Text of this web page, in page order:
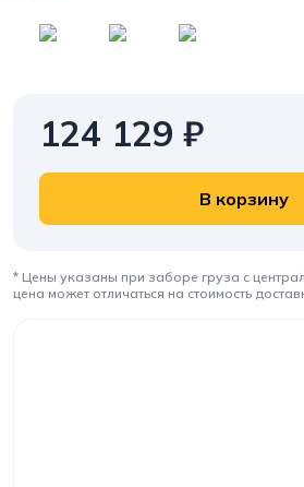
124 129 ₽
В корзину
* Цены указаны при заборе груза с
цена может отличаться на стоимость